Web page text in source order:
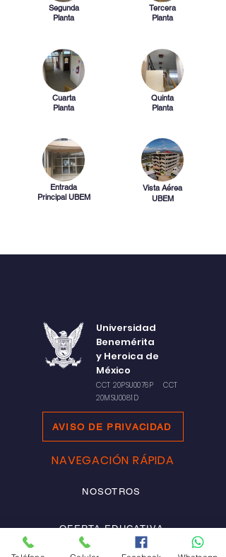
Segunda
Planta
Cuarta
Planta
Entrada
Principal UBEM
Tercera
Planta
Quinta
Planta
Vista Aérea
UBEM
Universidad
Benemérita
y Heroica de
México
CCT 20PSU0076P CCT
20MSU0081D
AVISO DE PRIVACIDAD
NAVEGACIÓN RÁPIDA
NOSOTROS
OFERTA EDUCATIVA